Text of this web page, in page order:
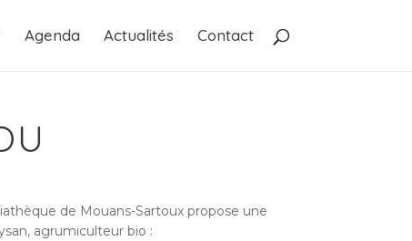
Agenda Actualités Contact
de Mouans-Sartoux propose une
agrumiculteur bio :